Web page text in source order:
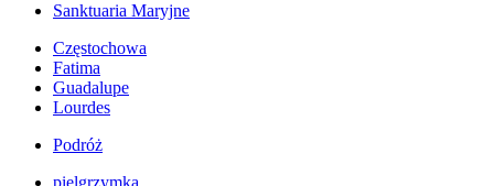
Sanktuaria Maryjne
Częstochowa
Fatima
Guadalupe
Lourdes
Podróż
pielgrzymka